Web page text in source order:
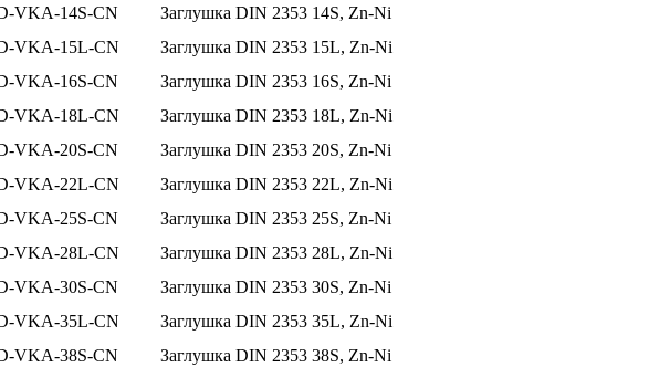
VKA-14S-CN
Заглушка DIN 2353 14S, Zn-Ni
VKA-15L-CN
Заглушка DIN 2353 15L, Zn-Ni
VKA-16S-CN
Заглушка DIN 2353 16S, Zn-Ni
VKA-18L-CN
Заглушка DIN 2353 18L, Zn-Ni
VKA-20S-CN
Заглушка DIN 2353 20S, Zn-Ni
VKA-22L-CN
Заглушка DIN 2353 22L, Zn-Ni
VKA-25S-CN
Заглушка DIN 2353 25S, Zn-Ni
VKA-28L-CN
Заглушка DIN 2353 28L, Zn-Ni
VKA-30S-CN
Заглушка DIN 2353 30S, Zn-Ni
VKA-35L-CN
Заглушка DIN 2353 35L, Zn-Ni
VKA-38S-CN
Заглушка DIN 2353 38S, Zn-Ni